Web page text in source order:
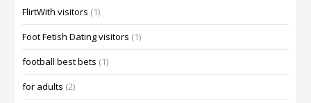
FlirtWith visitors (1)
Foot Fetish Dating visitors (1)
football best bets (1)
for adults (2)